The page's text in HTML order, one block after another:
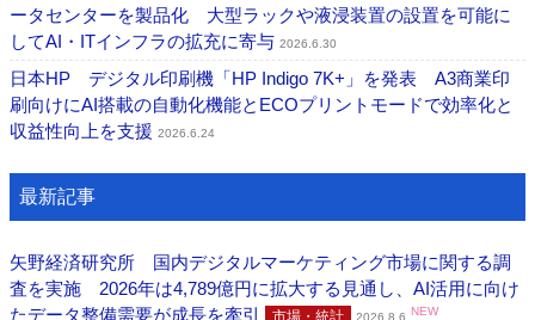
ータセンターを製品化 大型ラックや液浸装置の設置を可能に
してAI・ITインフラの拡充に寄与 2026.6.30
日本HP デジタル印刷機「HP Indigo 7K+」を発表 A3商業印
刷向けにAI搭載の自動化機能とECOプリントモードで効率化と
収益性向上を支援 2026.6.24
最新記事
矢野経済研究所 国内デジタルマーケティング市場に関する調
査を実施 2026年は4,789億円に拡大する見通し、AI活用に向け
たデータ整備需要が成長を牽引
市場・統計 2026.8.6 NEW